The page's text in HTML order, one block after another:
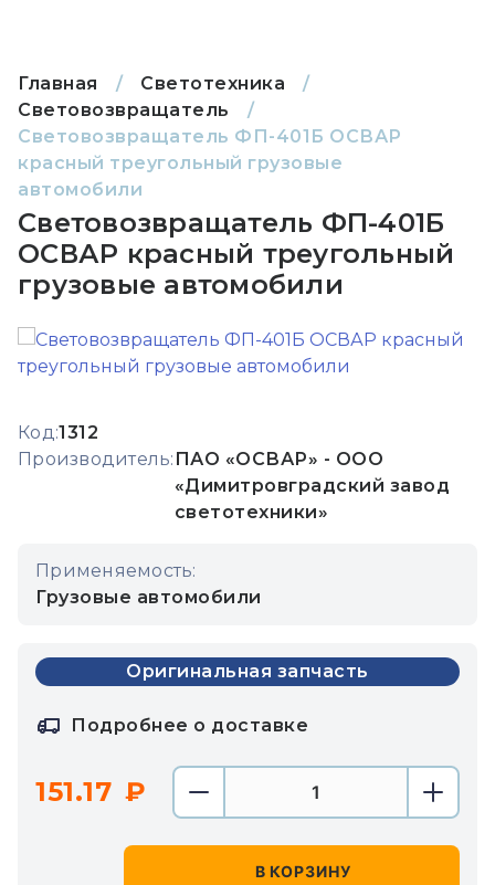
Главная / Светотехника
/
Световозвращатель
/
Световозвращатель ФП-401Б ОСВАР
красный треугольный грузовые
автомобили
Световозвращатель ФП-401Б
ОСВАР красный треугольный
грузовые автомобили
Код:1312
Производитель: ПАО «ОСВАР» - ООО
«Димитровградский завод
светотехники»
Применяемость:
Грузовые автомобили
Оригинальная запчасть
Подробнее о доставке
151.17
В КОРЗИНУ